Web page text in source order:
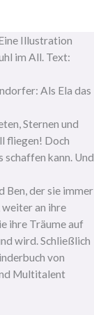
Als Ela das
Sternen und
fliegen! Doch
schaffen kann. Und
Ben, der sie immer
an ihre
ihre Träume auf
wird. Schließlich
von
Multitalent